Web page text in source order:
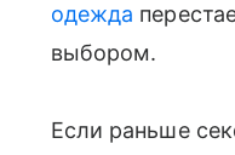
одежда
выбором.
Если раньше